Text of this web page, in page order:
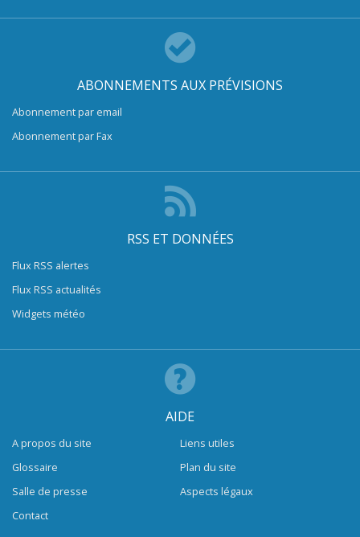
ABONNEMENTS AUX PRÉVISIONS
Abonnement par email
Abonnement par Fax
RSS ET DONNÉES
Flux RSS alertes
Flux RSS actualités
Widgets météo
AIDE
A propos du site
Glossaire
Salle de presse
Contact
Liens utiles
Plan du site
Aspects légaux